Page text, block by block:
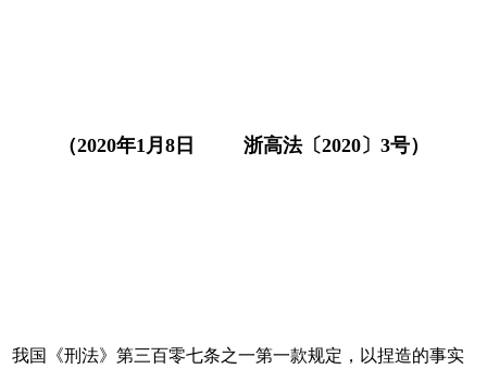
（2020年1月8日 浙高法〔2020〕3号）
我国《刑法》第三百零七条之一第一款规定，以捏造的事实